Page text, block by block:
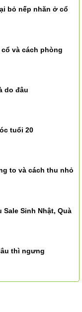
bỏ nếp nhăn ở cổ
và cách phòng
do đâu
tuổi 20
to và cách thu nhỏ
Sale Sinh Nhật, Quà
thì ngưng